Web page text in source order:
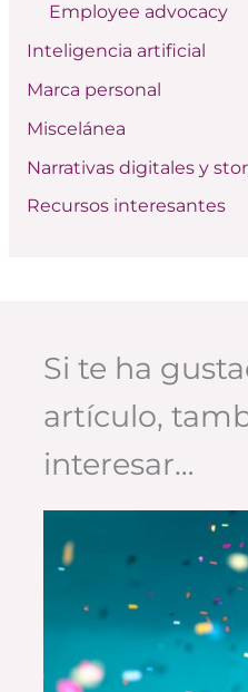
:
Employee advocacy
Inteligencia artificial
Marca personal
Miscelánea
Narrativas digitales y
Recursos interesantes
Si te ha
artículo,
interesar…